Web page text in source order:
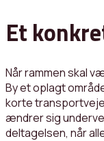
Et
Når rammen skal
By et oplagt
korte
ændrer sig
deltagelsen, når